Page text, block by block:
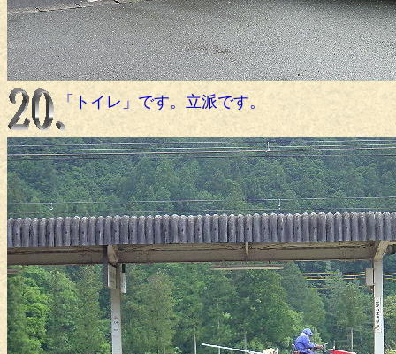
「トイレ」です。立派です。